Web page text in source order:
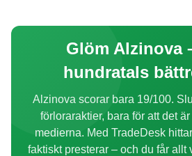
Glöm Alzinova
hundratals
Alzinova scorar bara 19/100.
förloraraktier, bara för att det
medierna. Med TradeDesk
faktiskt presterar – och du får allt